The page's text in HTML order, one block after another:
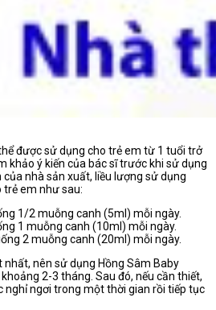
được sử dụng cho trẻ em từ 1 tuổi trở
khảo ý kiến của bác sĩ trước khi sử dụng
nhà sản xuất, liều lượng sử dụng
trẻ em như sau:
1/2 muỗng canh (5ml) mỗi ngày.
1 muỗng canh (10ml) mỗi ngày.
2 muỗng canh (20ml) mỗi ngày.
nhất, nên sử dụng Hồng Sâm Baby
2-3 tháng. Sau đó, nếu cần thiết,
nghỉ ngơi trong một thời gian rồi tiếp tục